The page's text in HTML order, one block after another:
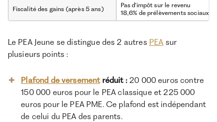
Fiscalité des gains (après 5 ans)
Pas d'impôt sur le revenu
18,6% de prélèvements sociaux
Le PEA Jeune se distingue des 2 autres PEA sur
plusieurs points :
Plafond de versementréduit :20 000 euros contre
150 000 euros pour le PEA classique et 225 000
euros pour le PEA PME. Ce plafond est indépendant
de celui du PEA des parents.